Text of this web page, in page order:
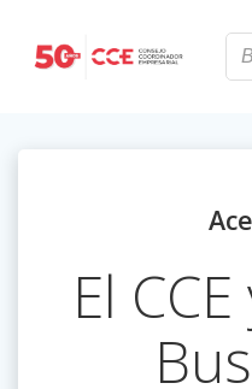
El